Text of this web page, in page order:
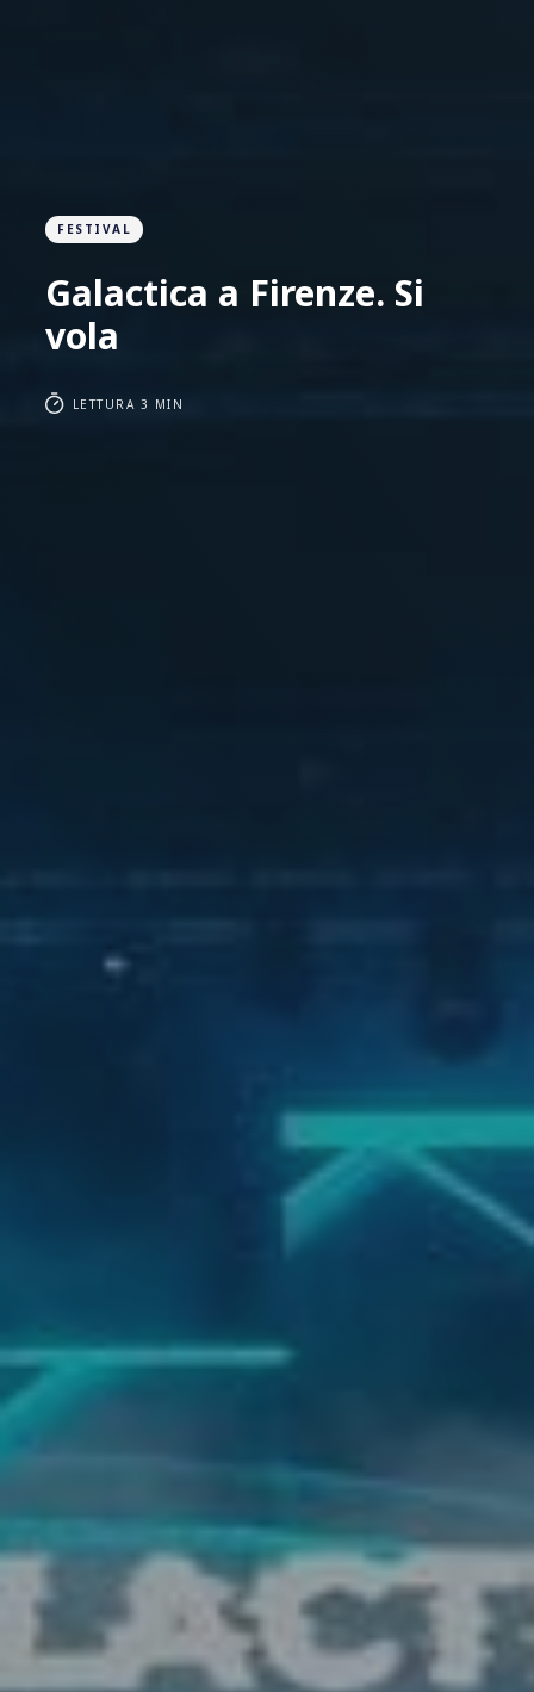
FESTIVAL
Galactica a Firenze. Si
vola
LETTURA 3 MIN